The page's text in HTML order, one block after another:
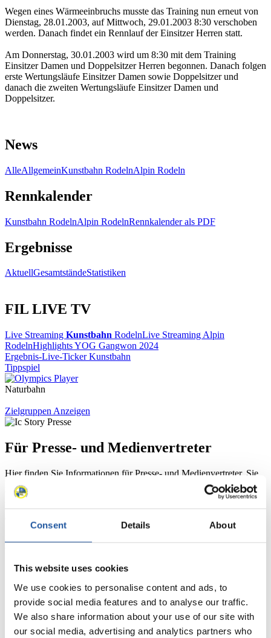
Consent Details About
This website uses cookies
We use cookies to personalise content and ads, to
provide social media features and to analyse our traffic.
We also share information about your use of our site with
our social media, advertising and analytics partners who
Wegen eines Wärmeeinbruchs musste das Training nun erneut von
Dienstag, 28.01.2003, auf Mittwoch, 29.01.2003 8:30 verschoben
werden. Danach findet ein Rennlauf der Einsitzer Herren statt.
Am Donnerstag, 30.01.2003 wird um 8:30 mit dem Training
Einsitzer Damen und Doppelsitzer Herren begonnen. Danach folgen
erste Wertungsläufe Einsitzer Damen sowie Doppelsitzer und
danach die zweiten Wertungsläufe Einsitzer Damen und
Doppelsitzer.
News
AlleAllgemeinKunstbahn RodelnAlpin Rodeln
Rennkalender
Kunstbahn RodelnAlpin RodelnRennkalender als PDF
Ergebnisse
AktuellGesamtständeStatistiken
FIL LIVE TV
Live Streaming Kunstbahn RodelnLive Streaming Alpin
RodelnHighlights YOG Gangwon 2024
Ergebnis-Live-Ticker Kunstbahn
Tippspiel
Naturbahn
Zielgruppen Anzeigen
Für Presse- und Medienvertreter
Hier finden Sie Informationen für Presse- und Medienvertreter. Sie
haben Zugriff auf Athletenbiographien und Informationen zu
Wettkämpfen. Außerdem können Sie Ihre Medienakkreditierung